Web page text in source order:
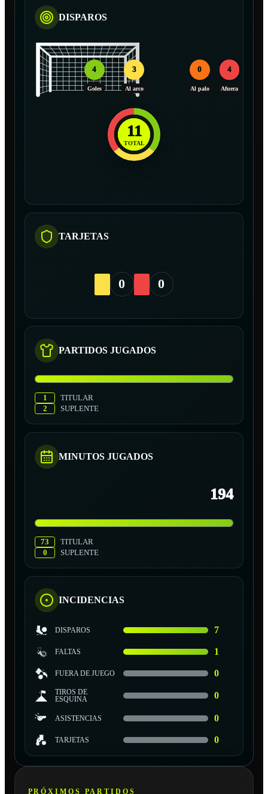
DISPAROS
4
Goles
3
Al arco
0
Al palo
4
Afuera
11
TOTAL
TARJETAS
0 0
PARTIDOS JUGADOS
1
TITULAR
2
SUPLENTE
MINUTOS JUGADOS
194
73
TITULAR
0
SUPLENTE
INCIDENCIAS
DISPAROS 7
FALTAS 1
FUERA DE JUEGO 0
TIROS DE
ESQUINA
0
ASISTENCIAS 0
TARJETAS 0
PRÓXIMOS PARTIDOS